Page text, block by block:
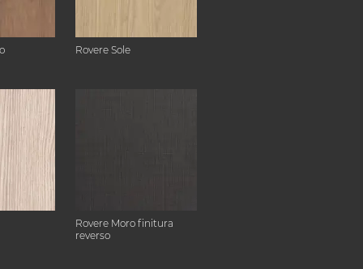
Rovere Sole
Rovere Moro finitura
reverso